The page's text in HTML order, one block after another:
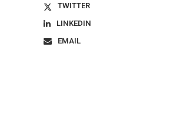
TWITTER
LINKEDIN
EMAIL